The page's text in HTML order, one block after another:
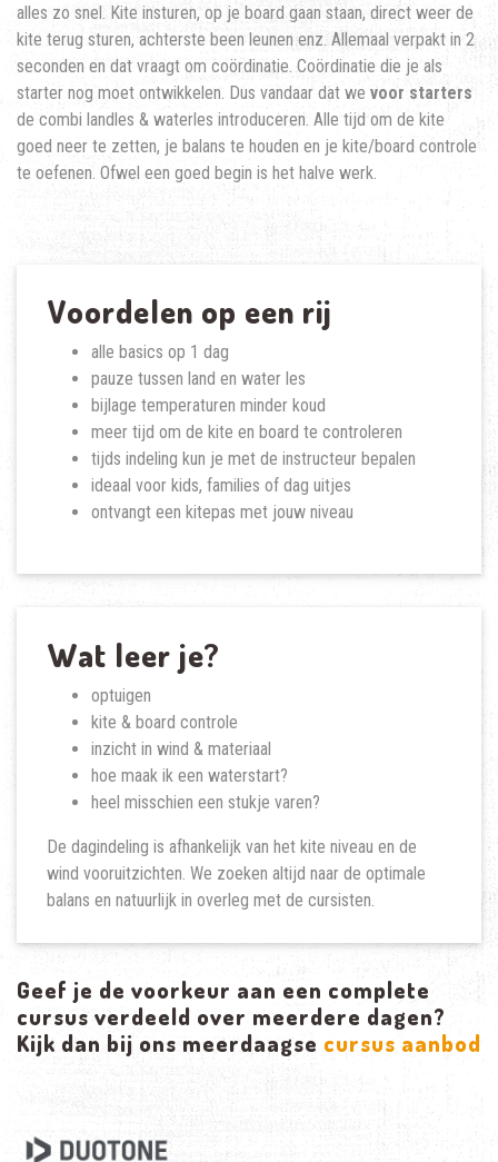
alles zo snel. Kite insturen, op je board gaan staan, direct weer de
kite terug sturen, achterste been leunen enz. Allemaal verpakt in 2
seconden en dat vraagt om coördinatie. Coördinatie die je als
starter nog moet ontwikkelen. Dus vandaar dat we voor starters
de combi landles & waterles introduceren. Alle tijd om de kite
goed neer te zetten, je balans te houden en je kite/board controle
te oefenen. Ofwel een goed begin is het halve werk.
Voordelen op een rij
alle basics op 1 dag
pauze tussen land en water les
bijlage temperaturen minder koud
meer tijd om de kite en board te controleren
tijds indeling kun je met de instructeur bepalen
ideaal voor kids, families of dag uitjes
ontvangt een kitepas met jouw niveau
Wat leer je?
optuigen
kite & board controle
inzicht in wind & materiaal
hoe maak ik een waterstart?
heel misschien een stukje varen?
De dagindeling is afhankelijk van het kite niveau en de
wind vooruitzichten. We zoeken altijd naar de optimale
balans en natuurlijk in overleg met de cursisten.
Geef je de voorkeur aan een complete
cursus verdeeld over meerdere dagen?
Kijk dan bij ons meerdaagse cursus aanbod